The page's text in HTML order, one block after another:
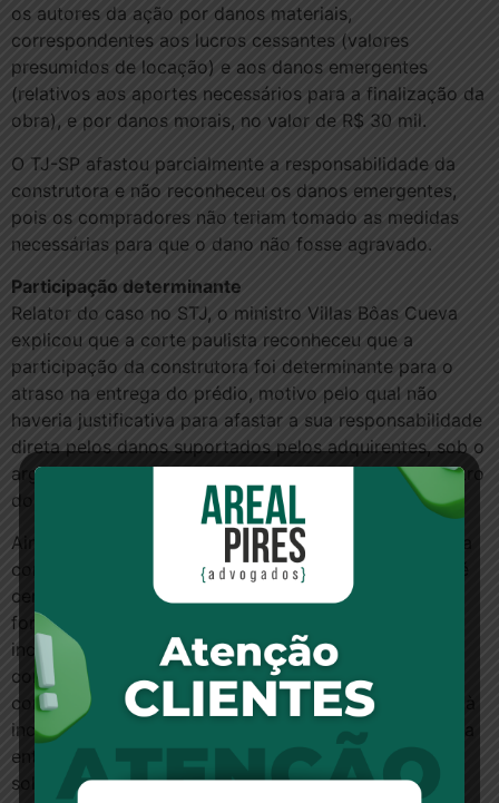
os autores da ação por danos materiais,
correspondentes aos lucros cessantes (valores
presumidos de locação) e aos danos emergentes
(relativos aos aportes necessários para a finalização da
obra), e por danos morais, no valor de R$ 30 mil.
O TJ-SP afastou parcialmente a responsabilidade da
construtora e não reconheceu os danos emergentes,
pois os compradores não teriam tomado as medidas
necessárias para que o dano não fosse agravado.
Participação determinante
Relator do caso no STJ, o ministro Villas Bôas Cueva
explicou que a corte paulista reconheceu que a
participação da construtora foi determinante para o
atraso na entrega do prédio, motivo pelo qual não
haveria justificativa para afastar a sua responsabilidade
direta pelos danos suportados pelos adquirentes, sob o
argumento de que ela deixou o empreendimento dentro
do prazo de entrega.
Ainda segundo o ministro, “independentemente da sua
contribuição efetiva para produzir o evento danoso, é
certo que a construtora, por integrar a cadeia de
fornecimento, responde solidariamente com a
incorporadora. Assim, ainda que não houvesse
contribuído efetivamente para o adiamento da
construção, a ruptura contratual ocorrida em relação à
incorporadora em data próxima à da prometida para a
entrega do imóvel não teria o condão de afastar a
solidariedade legalmente imposta”.